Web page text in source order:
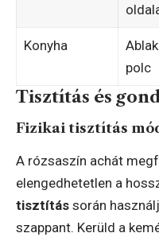
Konyha
polc
Tisztítás és
Fizikai tisztítás
A rózsaszín achát
elengedhetetlen a
tisztítás során
szappant. Kerüld a